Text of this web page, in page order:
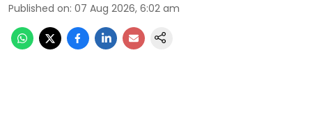
Published on: 07 Aug 2026, 6:02 am